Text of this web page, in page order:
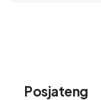
Alinea